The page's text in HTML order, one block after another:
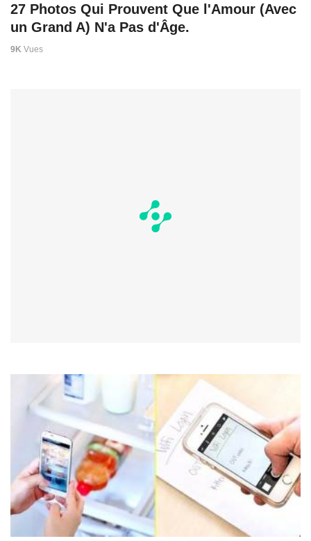
27 Photos Qui Prouvent Que l'Amour (Avec
un Grand A) N'a Pas d'Âge.
9K Vues